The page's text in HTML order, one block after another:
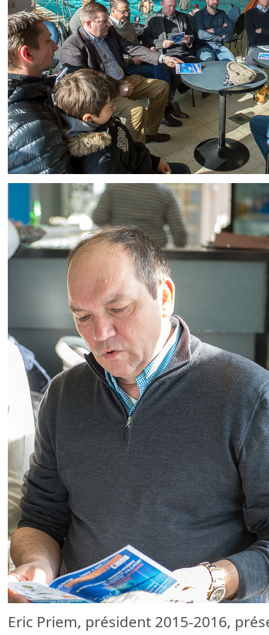
Eric Priem, président 2015-2016,